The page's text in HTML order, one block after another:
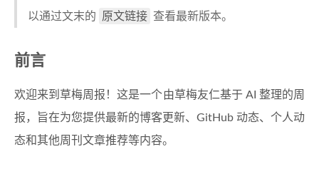
以通过文末的
原文链接 查看最新版本。
前言
欢迎来到草梅周报！这是一个由草梅友仁基于 AI 整理的周
报，旨在为您提供最新的博客更新、GitHub 动态、个人动
态和其他周刊文章推荐等内容。